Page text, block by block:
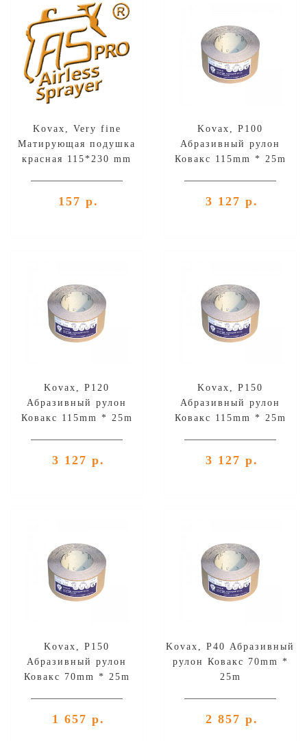
Kovax, Very fine
Матирующая подушка
красная 115*230 mm
157 р.
Kovax, Р100
Абразивный рулон
Ковакс 115mm * 25m
3 127 р.
Kovax, Р120
Абразивный рулон
Ковакс 115mm * 25m
3 127 р.
Kovax, Р150
Абразивный рулон
Ковакс 115mm * 25m
3 127 р.
Kovax, Р150
Абразивный рулон
Ковакс 70mm * 25m
1 657 р.
Kovax, Р40 Абразивный
рулон Ковакс 70mm *
25m
2 857 р.